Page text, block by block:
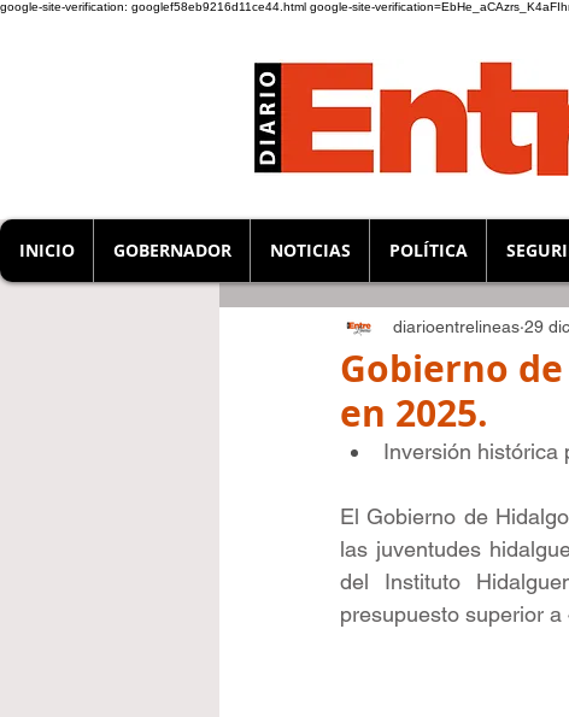
google-site-verification: googlef58eb9216d11ce44.html google-site-
INICIO GOBERNADOR NOTICIAS POLÍTICA
Gobierno
en 2025.
diarioentrelineas 29
Inversión histórica
El Gobierno de
las juventudes
del Instituto
presupuesto superior